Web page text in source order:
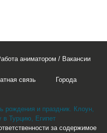
аниматором / Вакансии
связь Города
рождения и праздник. Клоун,
в Турцию, Египет
за содержимое